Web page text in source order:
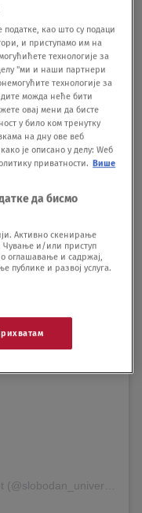
A post shared by Slobodan univerzitet (@slobodan_univerzitet_ns)
податке, као што су подаци
и приступамо им на
технологије за
"ми и наши партнери
технологије за
можда неће бити
овај мени да бисте
у било ком тренутку
на дну ове веб
је описано у делу: Wеб
приватности. Више
да бисмо
Активно скенирање
Чување и/или приступ
оглашавање и садржај,
публике и развој услуга.